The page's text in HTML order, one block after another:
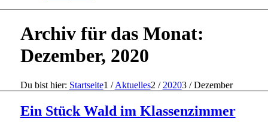
Archiv für das Monat:
Dezember, 2020
Du bist hier: Startseite1 / Aktuelles2 / 20203 / Dezember
Ein Stück Wald im Klassenzimmer